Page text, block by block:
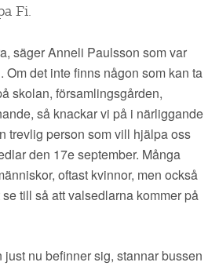
Fi.
säger Anneli Paulsson som var
Om det inte finns någon som kan ta
skolan, församlingsgården,
så knackar vi på i närliggande
trevlig person som vill hjälpa oss
den 17e september. Många
oftast kvinnor, men också
till så att valsedlarna kommer på
just nu befinner sig, stannar bussen